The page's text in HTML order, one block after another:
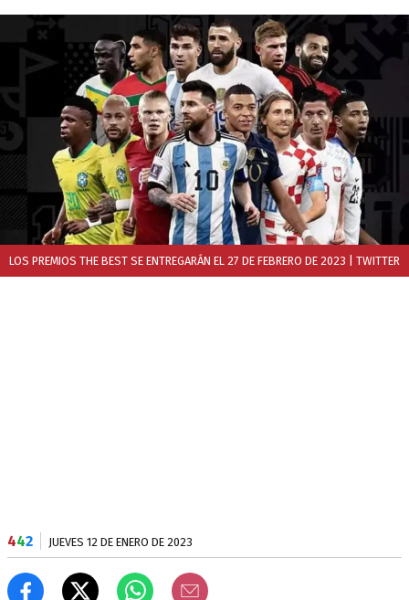
LOS PREMIOS THE BEST SE ENTREGARÁN EL 27 DE FEBRERO DE 2023 | TWITTER
442 JUEVES 12 DE ENERO DE 2023